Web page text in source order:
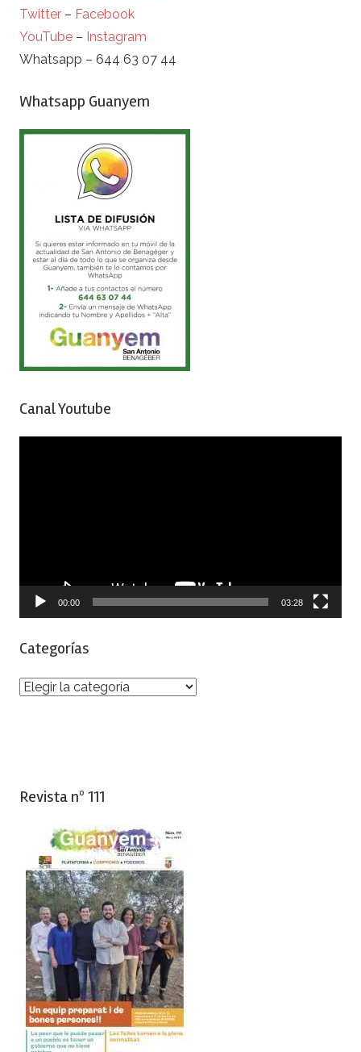
Twitter – Facebook
YouTube – Instagram
Whatsapp – 644 63 07 44
Whatsapp Guanyem
Canal Youtube
00:00 03:28
Categorías
Categorías
Revista nº 111